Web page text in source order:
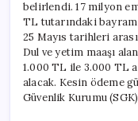
belirlendi. 17 milyon
TL tutarındaki bayram
25 Mayıs tarihleri
Dul ve yetim maaşı
1.000 TL ile 3.000 TL
alacak. Kesin ödeme
Güvenlik Kurumu